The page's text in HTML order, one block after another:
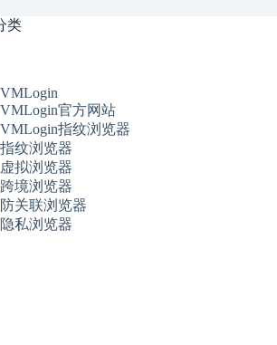
类
VMLogin
VMLogin官方网站
VMLogin指纹浏览器
指纹浏览器
虚拟浏览器
跨境浏览器
防关联浏览器
隐私浏览器